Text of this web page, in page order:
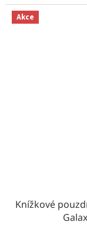
Akce
Knížkové